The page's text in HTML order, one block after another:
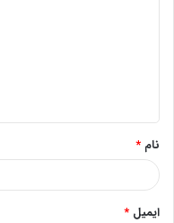
*
نام *
ایمیل *